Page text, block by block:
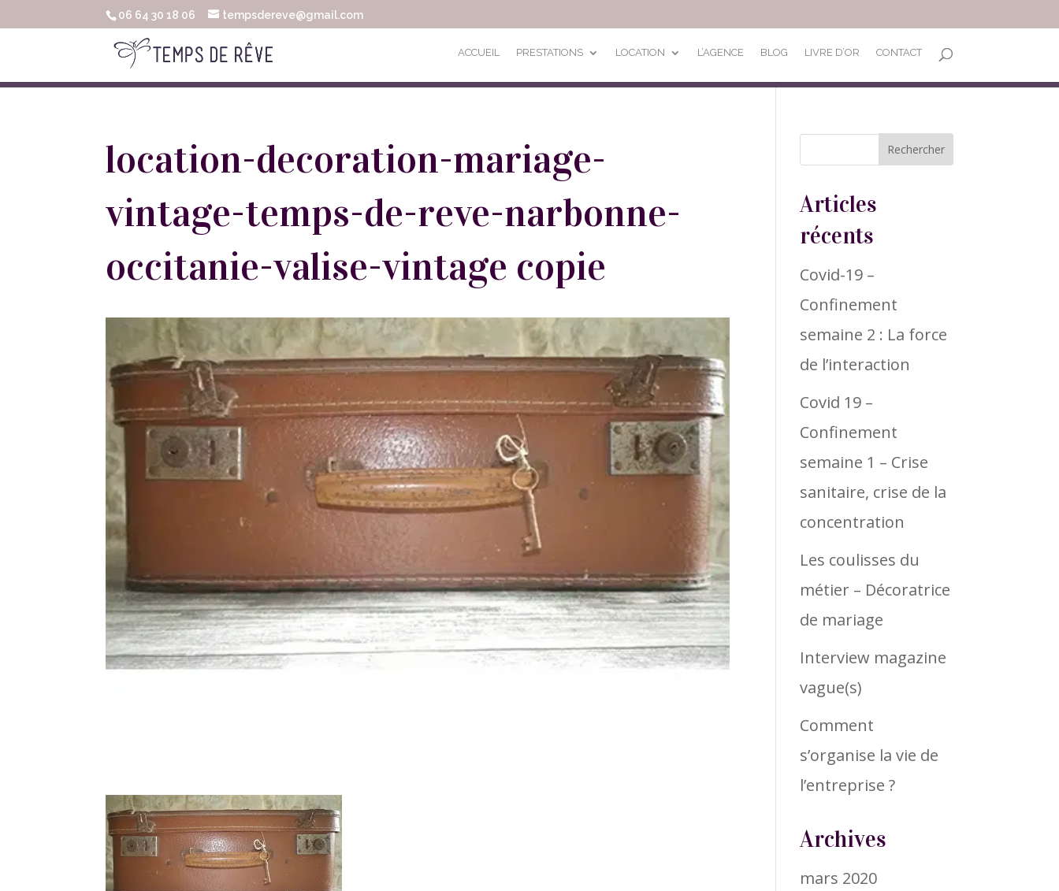
06 64 30 18 06 tempsdereve@gmail.com
ACCUEIL PRESTATIONS LOCATION L’AGENCE BLOG LIVRE D’OR CONTACT
location-decoration-mariage-
vintage-temps-de-reve-narbonne-
occitanie-valise-vintage copie
Articles
récents
Covid-19 –
Confinement
semaine 2 : La force
de l’interaction
Covid 19 –
Confinement
semaine 1 – Crise
sanitaire, crise de la
concentration
Les coulisses du
métier – Décoratrice
de mariage
Interview magazine
vague(s)
Comment
s’organise la vie de
l’entreprise ?
Archives
mars 2020